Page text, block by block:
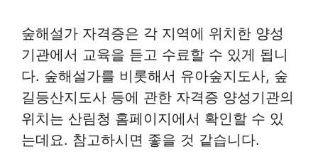
숲해설가 자격증은 각 지역에 위치한 양성
기관에서 교육을 듣고 수료할 수 있게 됩니
다. 숲해설가를 비롯해서 유아숲지도사, 숲
길등산지도사 등에 관한 자격증 양성기관의
위치는 산림청 홈페이지에서 확인할 수 있
는데요. 참고하시면 좋을 것 같습니다.